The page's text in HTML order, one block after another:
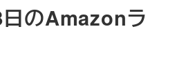
のAmazonラ